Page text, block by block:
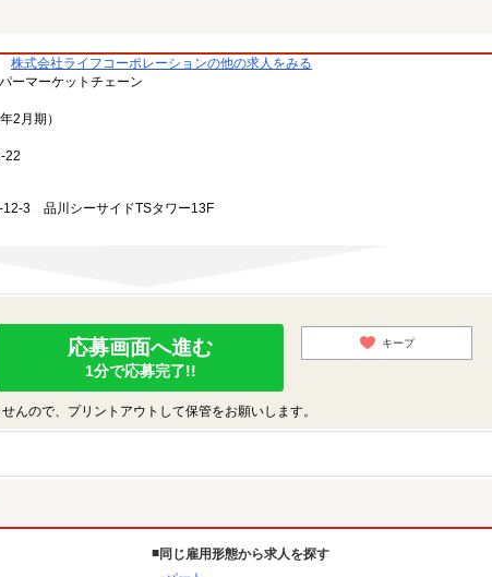
株式会社ライフコーポレーションの他の求人をみる
ーマーケットチェーン
2月期）
22
3 品川シーサイドTSタワー13F
応募画面へ進む
1分で応募完了!!
キープ
んので、プリントアウトして保管をお願いします。
同じ雇用形態から求人を探す